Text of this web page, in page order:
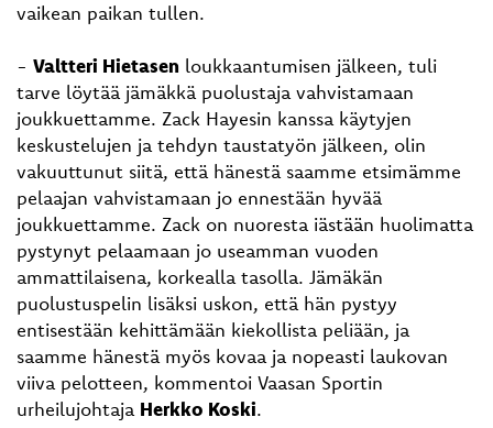
vaikean paikan tullen.
- Valtteri Hietasen loukkaantumisen jälkeen, tuli
tarve löytää jämäkkä puolustaja vahvistamaan
joukkuettamme. Zack Hayesin kanssa käytyjen
keskustelujen ja tehdyn taustatyön jälkeen, olin
vakuuttunut siitä, että hänestä saamme etsimämme
pelaajan vahvistamaan jo ennestään hyvää
joukkuettamme. Zack on nuoresta iästään huolimatta
pystynyt pelaamaan jo useamman vuoden
ammattilaisena, korkealla tasolla. Jämäkän
puolustuspelin lisäksi uskon, että hän pystyy
entisestään kehittämään kiekollista peliään, ja
saamme hänestä myös kovaa ja nopeasti laukovan
viiva pelotteen, kommentoi Vaasan Sportin
urheilujohtaja Herkko Koski.